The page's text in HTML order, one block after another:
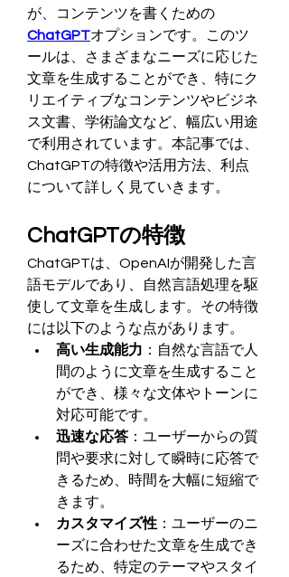
が、コンテンツを書くための
ChatGPTオプションです。このツ
ールは、さまざまなニーズに応じた
文章を生成することができ、特にク
リエイティブなコンテンツやビジネ
ス文書、学術論文など、幅広い用途
で利用されています。本記事では、
ChatGPTの特徴や活用方法、利点
について詳しく見ていきます。
ChatGPTの特徴
ChatGPTは、OpenAIが開発した言
語モデルであり、自然言語処理を駆
使して文章を生成します。その特徴
には以下のような点があります。
高い生成能力 ：自然な言語で人
間のように文章を生成すること
ができ、様々な文体やトーンに
対応可能です。
迅速な応答 ：ユーザーからの質
問や要求に対して瞬時に応答で
きるため、時間を大幅に短縮で
きます。
カスタマイズ性 ：ユーザーのニ
ーズに合わせた文章を生成でき
るため、特定のテーマやスタイ